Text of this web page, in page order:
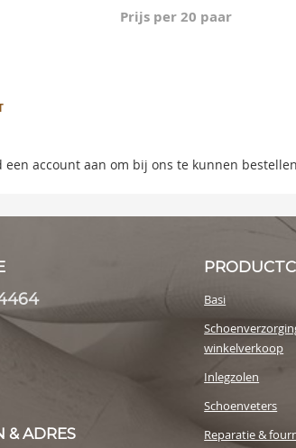
Prijs per 20 paar
account aan om bij ons te kunnen
& ADRES
Basi
winkelverkoop
Inlegzolen
Schoenveters
Reparatie &